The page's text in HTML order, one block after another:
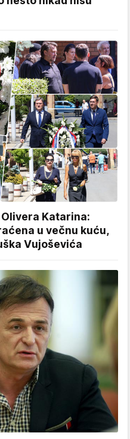
Katarina:
u večnu kuću,
Vujoševića